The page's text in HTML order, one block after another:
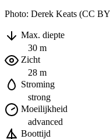
Photo: Derek Keats (CC
Max. diepte
30 m
Zicht
28 m
Stroming
strong
Moeilijkheid
advanced
Boottijd